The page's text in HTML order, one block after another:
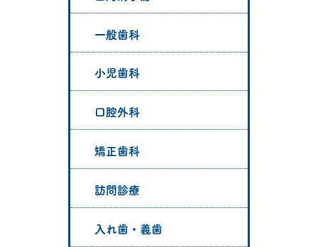
一般歯科
小児歯科
口腔外科
矯正歯科
訪問診療
入れ歯・義歯